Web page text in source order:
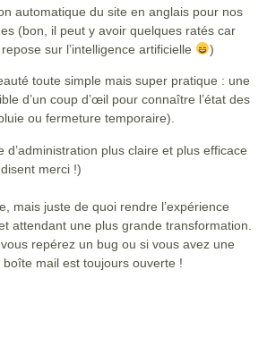
automatique du site en anglaispour nos
(bon, il peut y avoir quelques ratés car
sur l’intelligence artificielle
)
toute simple mais super pratique : une
d’un coup d’œil pour connaître l’état des
ou fermeture temporaire).
d’administration plus claire et plus efficace
merci !)
mais juste de quoi rendre l’expérience
attendant une plus grande transformation.
repérez un bug ou si vous avez une
mail est toujours ouverte !